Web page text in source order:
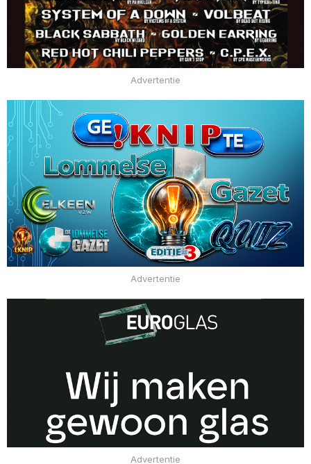
Advertentie
Advertentie
Advertentie